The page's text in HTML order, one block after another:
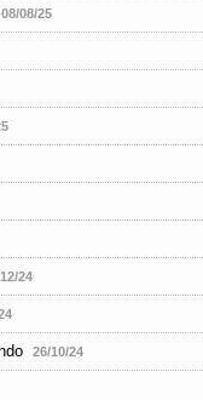
08/08/25
24
26/10/24